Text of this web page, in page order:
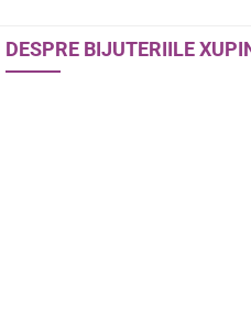
DESPRE BIJUTERIILE